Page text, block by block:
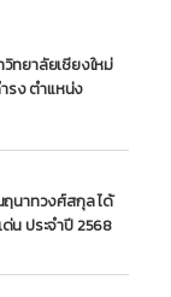
ทยาลัยเชียงใหม่
รง ตำแหน่ง
นาทวงศ์สกุล ได้
น ประจำปี 2568